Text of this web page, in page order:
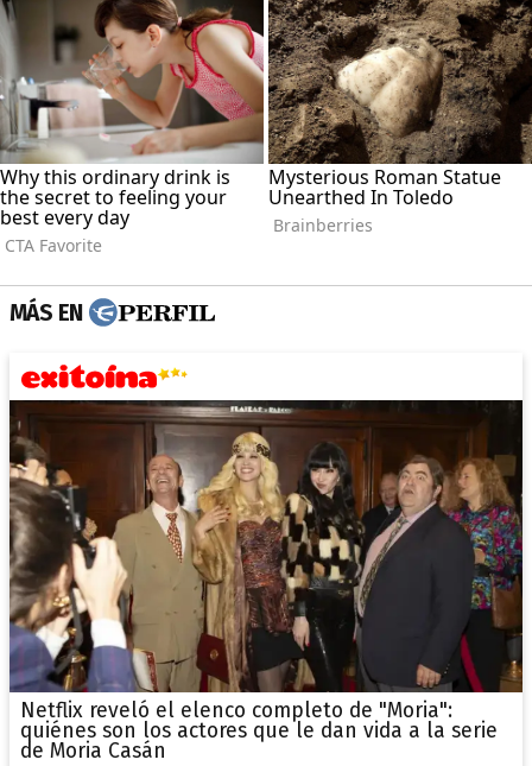
MÁS EN
Netflix reveló el elenco completo de "Moria":
quiénes son los actores que le dan vida a la serie
de Moria Casán